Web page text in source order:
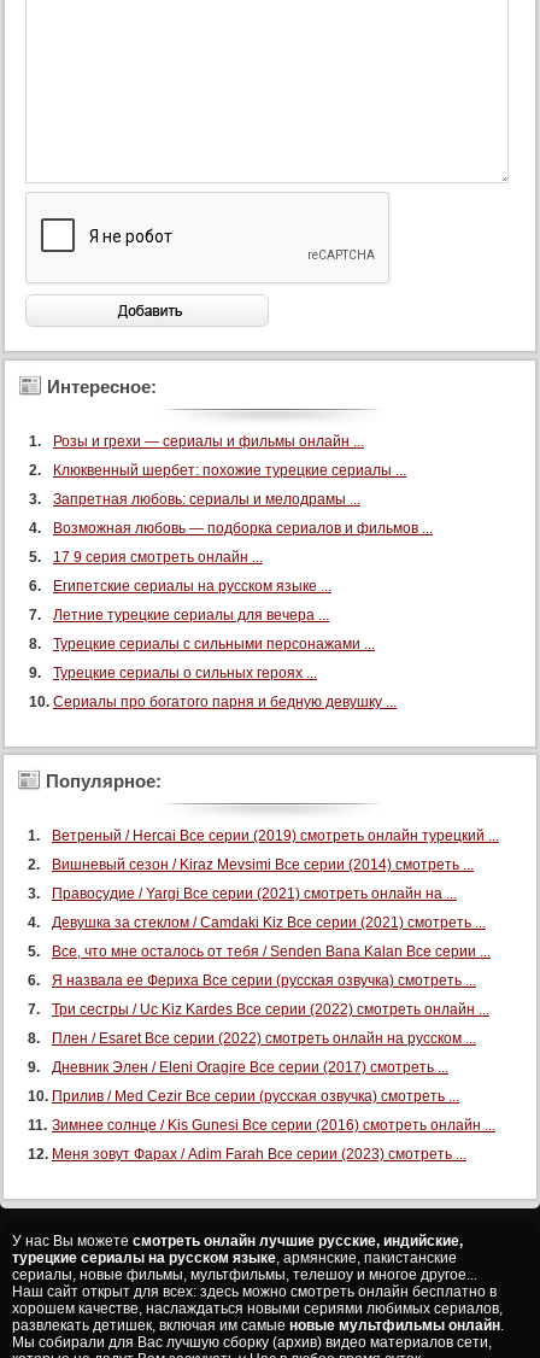
Интересное:
Розы и грехи — сериалы и фильмы онлайн ...
Клюквенный шербет: похожие турецкие сериалы ...
Запретная любовь: сериалы и мелодрамы ...
Возможная любовь — подборка сериалов и фильмов ...
17 9 серия смотреть онлайн ...
Египетские сериалы на русском языке ...
Летние турецкие сериалы для вечера ...
Турецкие сериалы с сильными персонажами ...
Турецкие сериалы о сильных героях ...
Сериалы про богатого парня и бедную девушку ...
Популярное:
Ветреный / Hercai Все серии (2019) смотреть онлайн турецкий ...
Вишневый сезон / Kiraz Mevsimi Все серии (2014) смотреть ...
Правосудие / Yargi Все серии (2021) смотреть онлайн на ...
Девушка за стеклом / Camdaki Kiz Все серии (2021) смотреть ...
Все, что мне осталось от тебя / Senden Bana Kalan Все серии ...
Я назвала ее Фериха Все серии (русская озвучка) смотреть ...
Три сестры / Uc Kiz Kardes Все серии (2022) смотреть онлайн ...
Плен / Esaret Все серии (2022) смотреть онлайн на русском ...
Дневник Элен / Eleni Oragire Все серии (2017) смотреть ...
Прилив / Med Cezir Все серии (русская озвучка) смотреть ...
Зимнее солнце / Kis Gunesi Все серии (2016) смотреть онлайн ...
Меня зовут Фарах / Adim Farah Все серии (2023) смотреть ...
У нас Вы можете смотреть онлайн лучшие русские, индийские,
турецкие сериалы на русском языке, армянские, пакистанские
сериалы, новые фильмы, мультфильмы, телешоу и многое другое...
Наш сайт открыт для всех: здесь можно смотреть онлайн бесплатно в
хорошем качестве, наслаждаться новыми сериями любимых сериалов,
развлекать детишек, включая им самые новые мультфильмы онлайн.
Мы собирали для Вас лучшую сборку (архив) видео материалов сети,